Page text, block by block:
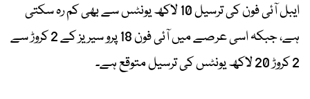
ایبل آئی فون کی ترسیل 10 لاکھ یونٹس سے بھی کم رہ سکتی
ہے، جبکہ اسی عرصے میں آئی فون 18 پرو سیریز کے 2 کروڑ سے
2 کروڑ 20 لاکھ یونٹس کی ترسیل متوقع ہے۔